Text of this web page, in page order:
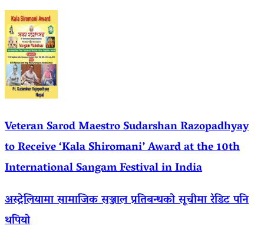
Veteran Sarod Maestro Sudarshan Razopadhyay
to Receive ‘Kala Shiromani’ Award at the 10th
International Sangam Festival in India
अस्ट्रेलियामा सामाजिक सञ्जाल प्रतिबन्धको सूचीमा रेडिट पनि
थपियो